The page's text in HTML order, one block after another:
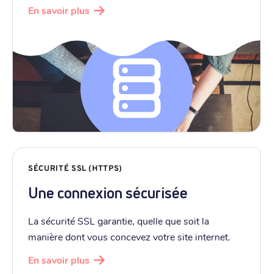
En savoir plus
SÉCURITÉ SSL (HTTPS)
Une connexion sécurisée
La sécurité SSL garantie, quelle que soit la
manière dont vous concevez votre site internet.
En savoir plus